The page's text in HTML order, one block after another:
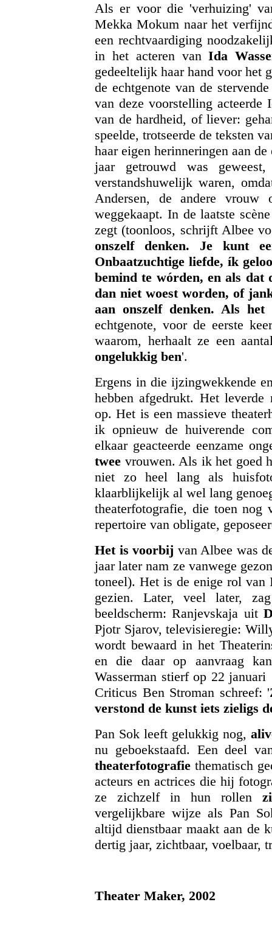
Als er voor die 'verhuizing'
Mekka Mokum naar het
een rechtvaardiging
in het acteren vanIda
gedeeltelijk haar hand voor het
de echtgenote van de
van deze voorstelling acteerde
van de hardheid, of liever:
speelde, trotseerde de teksten
haar eigen herinneringen aan
jaar getrouwd was
verstandshuwelijk waren,
Andersen, de andere
weggekaapt. In de laatste
zegt (toonloos, schrijft Albee
onszelf denken. Je kunt
Onbaatzuchtige liefde, ík
bemind te wórden, en als dat
dan niet woest worden, of
aan onszelf denken. Als het
echtgenote, voor de eerste
waarom, herhaalt ze een
ongelukkig ben'.
Ergens in die ijzingwekkende
hebben afgedrukt. Het
op. Het is een massieve
ik opnieuw de huiverende
elkaar geacteerde eenzame
twee vrouwen. Als ik het goed
niet zo heel lang als
klaarblijkelijk al wel lang
theaterfotografie, die toen
repertoire van obligate,
Het is voorbij van Albee was
jaar later nam ze vanwege
toneel). Het is de enige rol
gezien. Later, veel later,
beeldscherm: Ranjevskaja uit
Pjotr Sjarov, televisieregie:
wordt bewaard in het
en die daar op aanvraag
Wasserman stierf op 22
Criticus Ben Stroman schreef: '
verstond de kunst iets zieligs
Pan Sok leeft gelukkig nog,
nu geboekstaafd. Een deel
theaterfotografie thematisch
acteurs en actrices die hij
ze zichzelf in hun rollen
vergelijkbare wijze als Pan
altijd dienstbaar maakt aan de
dertig jaar, zichtbaar, voelbaar,
Theater Maker, 2002